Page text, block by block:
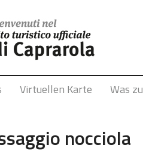
Virtuellen Karte Was
nocciola